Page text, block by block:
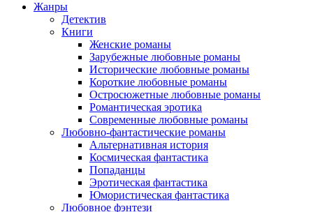
Жанры
Детектив
Книги
Женские романы
Зарубежные любовные романы
Исторические любовные романы
Короткие любовные романы
Остросюжетные любовные романы
Романтическая эротика
Современные любовные романы
Любовно-фантастические романы
Альтернативная история
Космическая фантастика
Попаданцы
Эротическая фантастика
Юмористическая фантастика
Любовное фэнтези